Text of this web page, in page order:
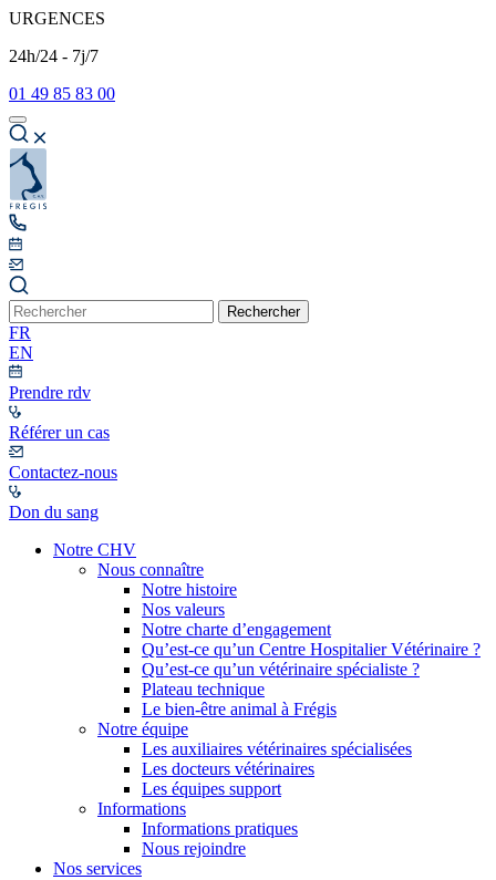
URGENCES
24h/24 - 7j/7
01 49 85 83 00
Rechercher
FR
EN
Prendre rdv
Référer un cas
Contactez-nous
Don du sang
Notre CHV
Nous connaître
Notre histoire
Nos valeurs
Notre charte d’engagement
Qu’est-ce qu’un Centre Hospitalier Vétérinaire ?
Qu’est-ce qu’un vétérinaire spécialiste ?
Plateau technique
Le bien-être animal à Frégis
Notre équipe
Les auxiliaires vétérinaires spécialisées
Les docteurs vétérinaires
Les équipes support
Informations
Informations pratiques
Nous rejoindre
Nos services